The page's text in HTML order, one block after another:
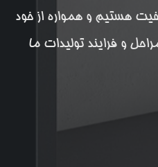
هستیم و همواره از خود
و فرایند تولیدات ما